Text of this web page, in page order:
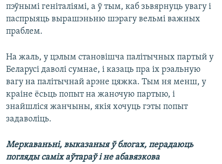
пэўнымі геніталіямі, а ў тым, каб зьвярнуць увагу і
паспрыяць вырашэньню шэрагу вельмі важных
праблем.
На жаль, у цэлым становішча палітычных партый у
Беларусі даволі сумнае, і казаць пра іх рэальную
вагу на палітычнай арэне цяжка. Тым ня менш, у
краіне ёсьць попыт на жаночую партыю, і
знайшліся жанчыны, якія хочуць гэты попыт
задаволіць.
Меркаваньні, выказаныя ў блогах, перадаюць
погляды саміх аўтараў і не абавязкова